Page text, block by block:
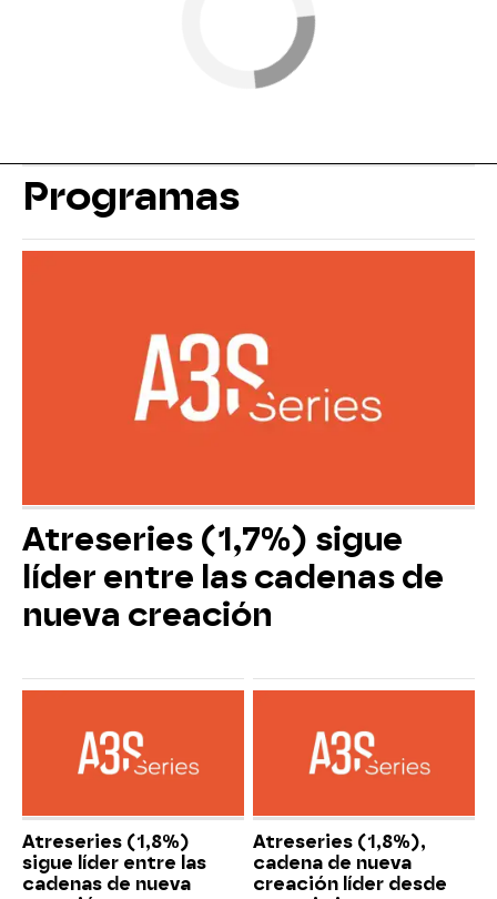
Programas
Atreseries (1,7%) sigue
líder entre las cadenas de
nueva creación
Atreseries (1,8%)
sigue líder entre las
cadenas de nueva
Atreseries (1,8%),
cadena de nueva
creación líder desde